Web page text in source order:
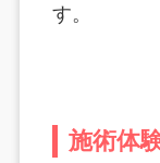
す。
施術体